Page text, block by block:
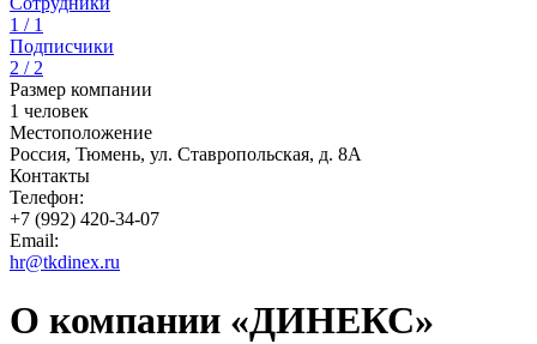
1 / 1
Подписчики
2 / 2
Размер компании
1 человек
Местоположение
Россия, Тюмень, ул. Ставропольская, д. 8А
Контакты
Телефон:
+7 (992) 420-34-07
Email:
hr@tkdinex.ru
О компании «ДИНЕКС»